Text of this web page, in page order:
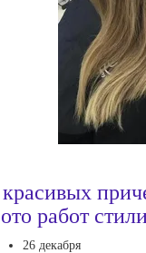
работ
26 декабря